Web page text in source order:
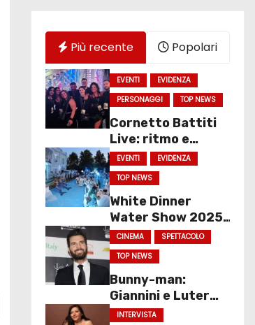
Più recente Popolari
EVENTI
EVIDENZA
PERSONAGGI
TOP NEWS
Cornetto Battiti
Live: ritmo e
spettacolo a
Molfetta
EVENTI
EVIDENZA
TOP NEWS
White Dinner
Water Show 2025
chiude con un
gran finale
CINEMA
SPETTACOLO
TOP NEWS
Bunny-man:
Giannini e Luter
nel nuovo thriller
INTERVISTA